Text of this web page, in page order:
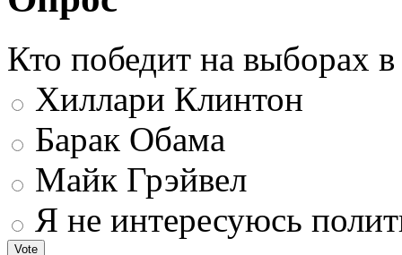
Кто победит на выборах
Хиллари Клинтон
Барак Обама
Майк Грэйвел
Я не интересуюсь